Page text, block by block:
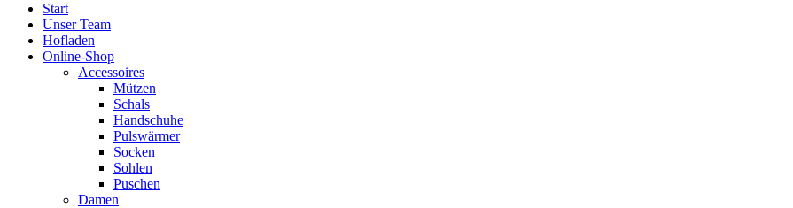
Start
Unser Team
Hofladen
Online-Shop
Accessoires
Mützen
Schals
Handschuhe
Pulswärmer
Socken
Sohlen
Puschen
Damen